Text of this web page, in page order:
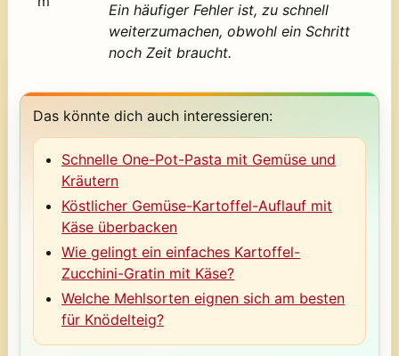
Ein häufiger Fehler ist, zu schnell
weiterzumachen, obwohl ein Schritt
noch Zeit braucht.
Das könnte dich auch interessieren:
Schnelle One-Pot-Pasta mit Gemüse und
Kräutern
Köstlicher Gemüse-Kartoffel-Auflauf mit
Käse überbacken
Wie gelingt ein einfaches Kartoffel-
Zucchini-Gratin mit Käse?
Welche Mehlsorten eignen sich am besten
für Knödelteig?